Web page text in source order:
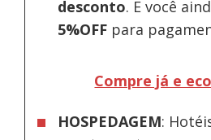
desconto. E você
5%OFF para
Compre já e
HOSPEDAGEM: